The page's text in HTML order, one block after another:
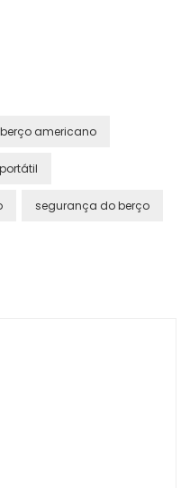
berço americano
segurança do berço